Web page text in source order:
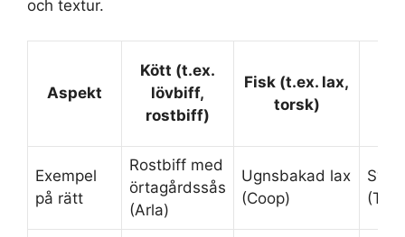
och textur.
Aspekt
Kött (t.ex.
lövbiff,
rostbiff)
Fisk (t.ex. lax,
torsk)
Exempel
på rätt
Rostbiff med
örtagårdssås
(Arla)
Ugnsbakad lax
(Coop)